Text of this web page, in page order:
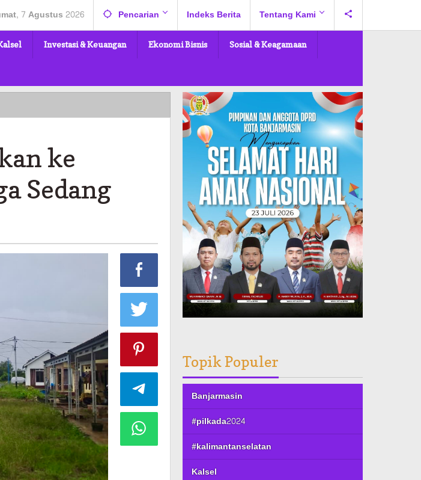
7 Agustus 2026 Pencarian Indeks Berita Tentang Kami
Investasi & Keuangan Ekonomi Bisnis Sosial & Keagamaan
ke
Sedang
Topik Populer
Banjarmasin
#pilkada2024
#kalimantanselatan
Kalsel